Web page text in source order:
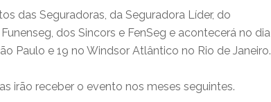
das Seguradoras, da Seguradora Líder, do
dos Sincors e FenSeg e acontecerá no dia
Paulo e 19 no Windsor Atlântico no Rio de Janeiro.
irão receber o evento nos meses seguintes.